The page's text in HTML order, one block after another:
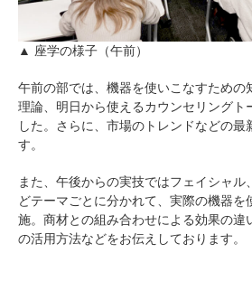
▲ 座学の様子（午前）
午前の部では、機器を使いこなすための
理論、明日から使えるカウンセリングト
した。さらに、市場のトレンドなどの最
す。
また、午後からの実技ではフェイシャル
どテーマごとに分かれて、実際の機器を
施。商材との組み合わせによる効果の違
の活用方法などをお伝えしております。